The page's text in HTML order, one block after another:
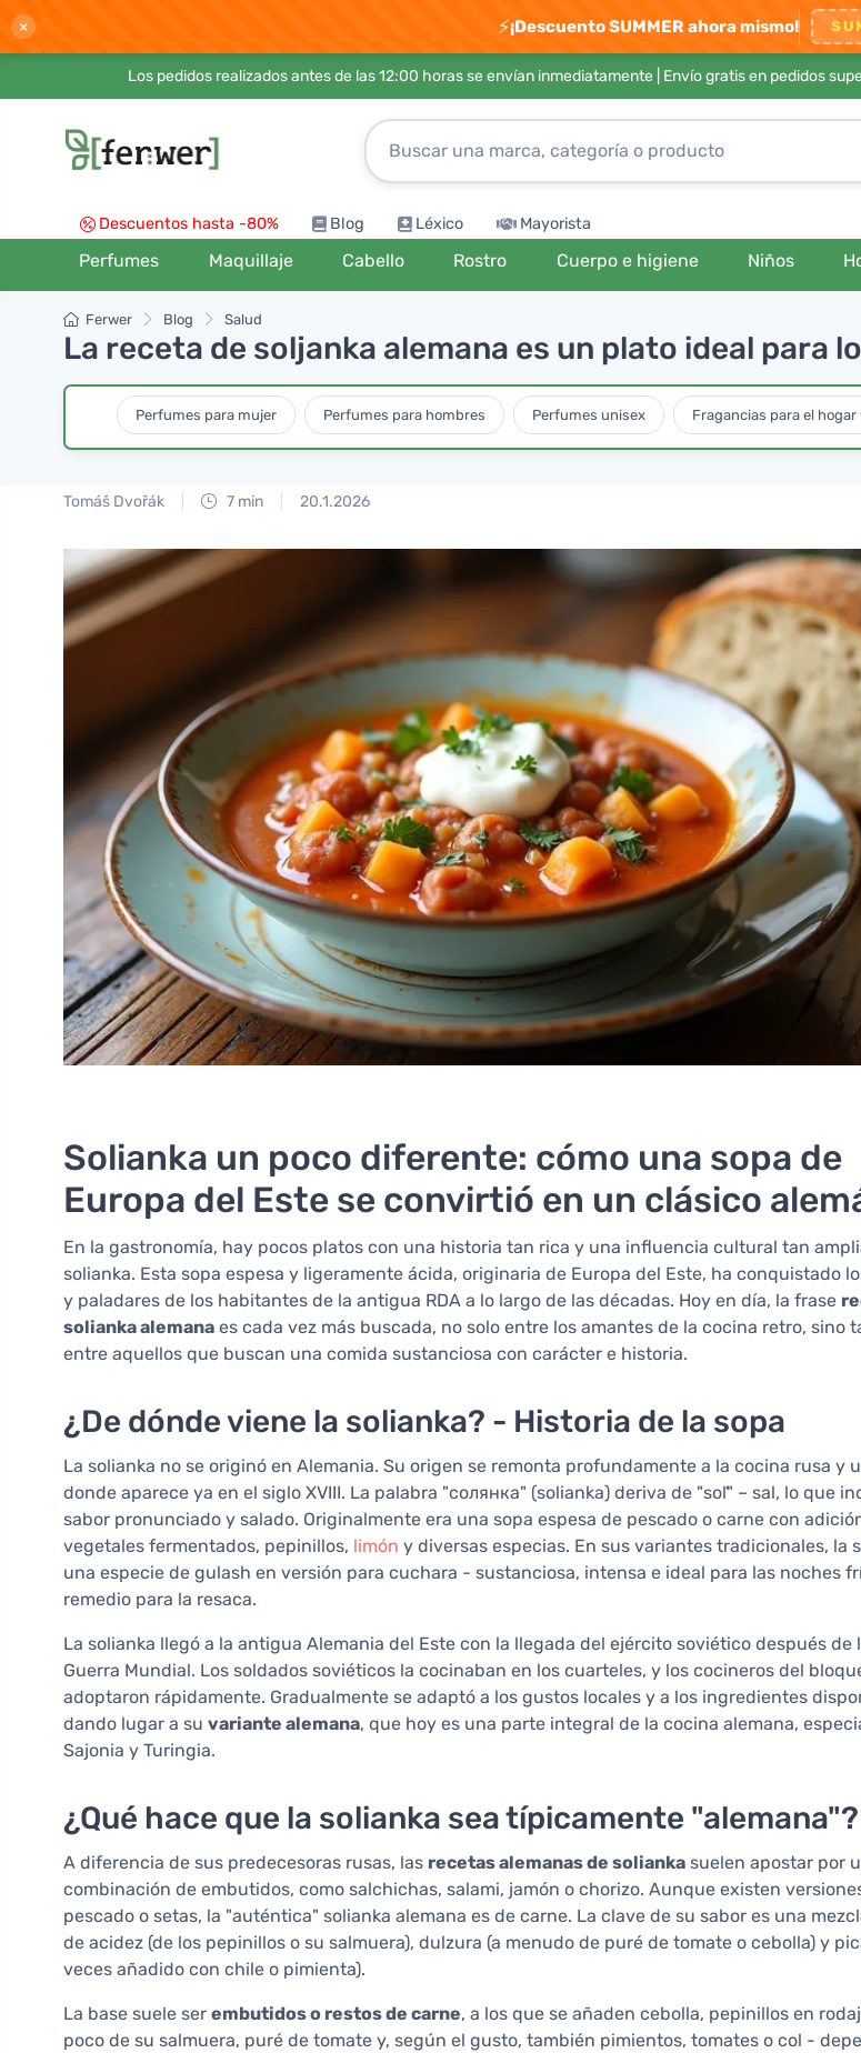
× ⚡¡Descuento SUMMER ahora mismo!
Los pedidos realizados antes de las 12:00 horas se envían inmediatamente | Envío gratis en pedidos
Descuentos hasta -80% Blog Léxico Mayorista
Perfumes Maquillaje Cabello Rostro Cuerpo e higiene Niños
Ferwer Blog Salud
La receta de soljanka alemana es un plato ideal para
Perfumes para mujer Perfumes para hombres Perfumes unisex Fragancias para el
Tomáš Dvořák 7 min 20.1.2026
Solianka un poco diferente: cómo una sopa de
Europa del Este se convirtió en un clásico
En la gastronomía, hay pocos platos con una historia tan rica y una influencia cultural tan
solianka. Esta sopa espesa y ligeramente ácida, originaria de Europa del Este, ha conquistado
y paladares de los habitantes de la antigua RDA a lo largo de las décadas. Hoy en día, la frase
solianka alemana es cada vez más buscada, no solo entre los amantes de la cocina retro, sino
entre aquellos que buscan una comida sustanciosa con carácter e historia.
¿De dónde viene la solianka? - Historia de la sopa
La solianka no se originó en Alemania. Su origen se remonta profundamente a la cocina rusa y
donde aparece ya en el siglo XVIII. La palabra "солянка" (solianka) deriva de "soľ" – sal, lo que
sabor pronunciado y salado. Originalmente era una sopa espesa de pescado o carne con
vegetales fermentados, pepinillos, limón y diversas especias. En sus variantes tradicionales, la
una especie de gulash en versión para cuchara - sustanciosa, intensa e ideal para las noches
remedio para la resaca.
La solianka llegó a la antigua Alemania del Este con la llegada del ejército soviético después de
Guerra Mundial. Los soldados soviéticos la cocinaban en los cuarteles, y los cocineros del
adoptaron rápidamente. Gradualmente se adaptó a los gustos locales y a los ingredientes
dando lugar a su variante alemana, que hoy es una parte integral de la cocina alemana,
Sajonia y Turingia.
¿Qué hace que la solianka sea típicamente "alemana"?
A diferencia de sus predecesoras rusas, las recetas alemanas de solianka suelen apostar por
combinación de embutidos, como salchichas, salami, jamón o chorizo. Aunque existen
pescado o setas, la "auténtica" solianka alemana es de carne. La clave de su sabor es una
de acidez (de los pepinillos o su salmuera), dulzura (a menudo de puré de tomate o cebolla) y
veces añadido con chile o pimienta).
La base suele ser embutidos o restos de carne, a los que se añaden cebolla, pepinillos en
poco de su salmuera, puré de tomate y, según el gusto, también pimientos, tomates o col -